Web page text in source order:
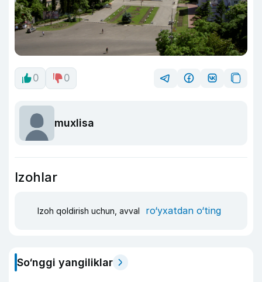
0 0
muxlisa
Izohlar
Izoh qoldirish uchun, avval ro‘yxatdan o‘ting
So‘nggi yangiliklar